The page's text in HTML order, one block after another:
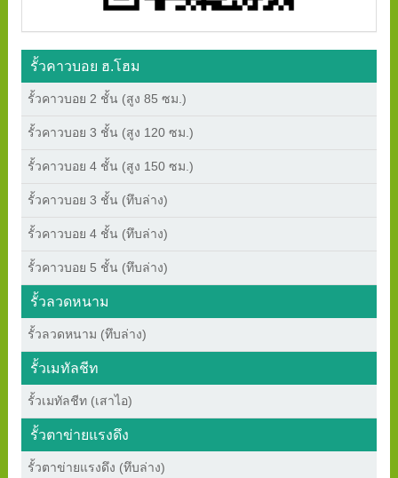
รั้วคาวบอย ฮ.โฮม
รั้วคาวบอย 2 ชั้น (สูง 85 ซม.)
รั้วคาวบอย 3 ชั้น (สูง 120 ซม.)
รั้วคาวบอย 4 ชั้น (สูง 150 ซม.)
รั้วคาวบอย 3 ชั้น (ทึบล่าง)
รั้วคาวบอย 4 ชั้น (ทึบล่าง)
รั้วคาวบอย 5 ชั้น (ทึบล่าง)
รั้วลวดหนาม
รั้วลวดหนาม (ทึบล่าง)
รั้วเมทัลชีท
รั้วเมทัลชีท (เสาไอ)
รั้วตาข่ายแรงดึง
รั้วตาข่ายแรงดึง (ทึบล่าง)